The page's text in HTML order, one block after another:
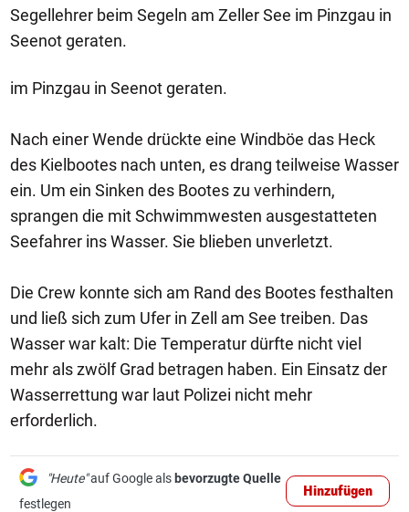
Segellehrer beim Segeln am Zeller See im Pinzgau in
Seenot geraten.
im Pinzgau in Seenot geraten.
Nach einer Wende drückte eine Windböe das Heck
des Kielbootes nach unten, es drang teilweise Wasser
ein. Um ein Sinken des Bootes zu verhindern,
sprangen die mit Schwimmwesten ausgestatteten
Seefahrer ins Wasser. Sie blieben unverletzt.
Die Crew konnte sich am Rand des Bootes festhalten
und ließ sich zum Ufer in Zell am See treiben. Das
Wasser war kalt: Die Temperatur dürfte nicht viel
mehr als zwölf Grad betragen haben. Ein Einsatz der
Wasserrettung war laut Polizei nicht mehr
erforderlich.
"Heute"auf Google als bevorzugte Quelle
festlegen
Hinzufügen